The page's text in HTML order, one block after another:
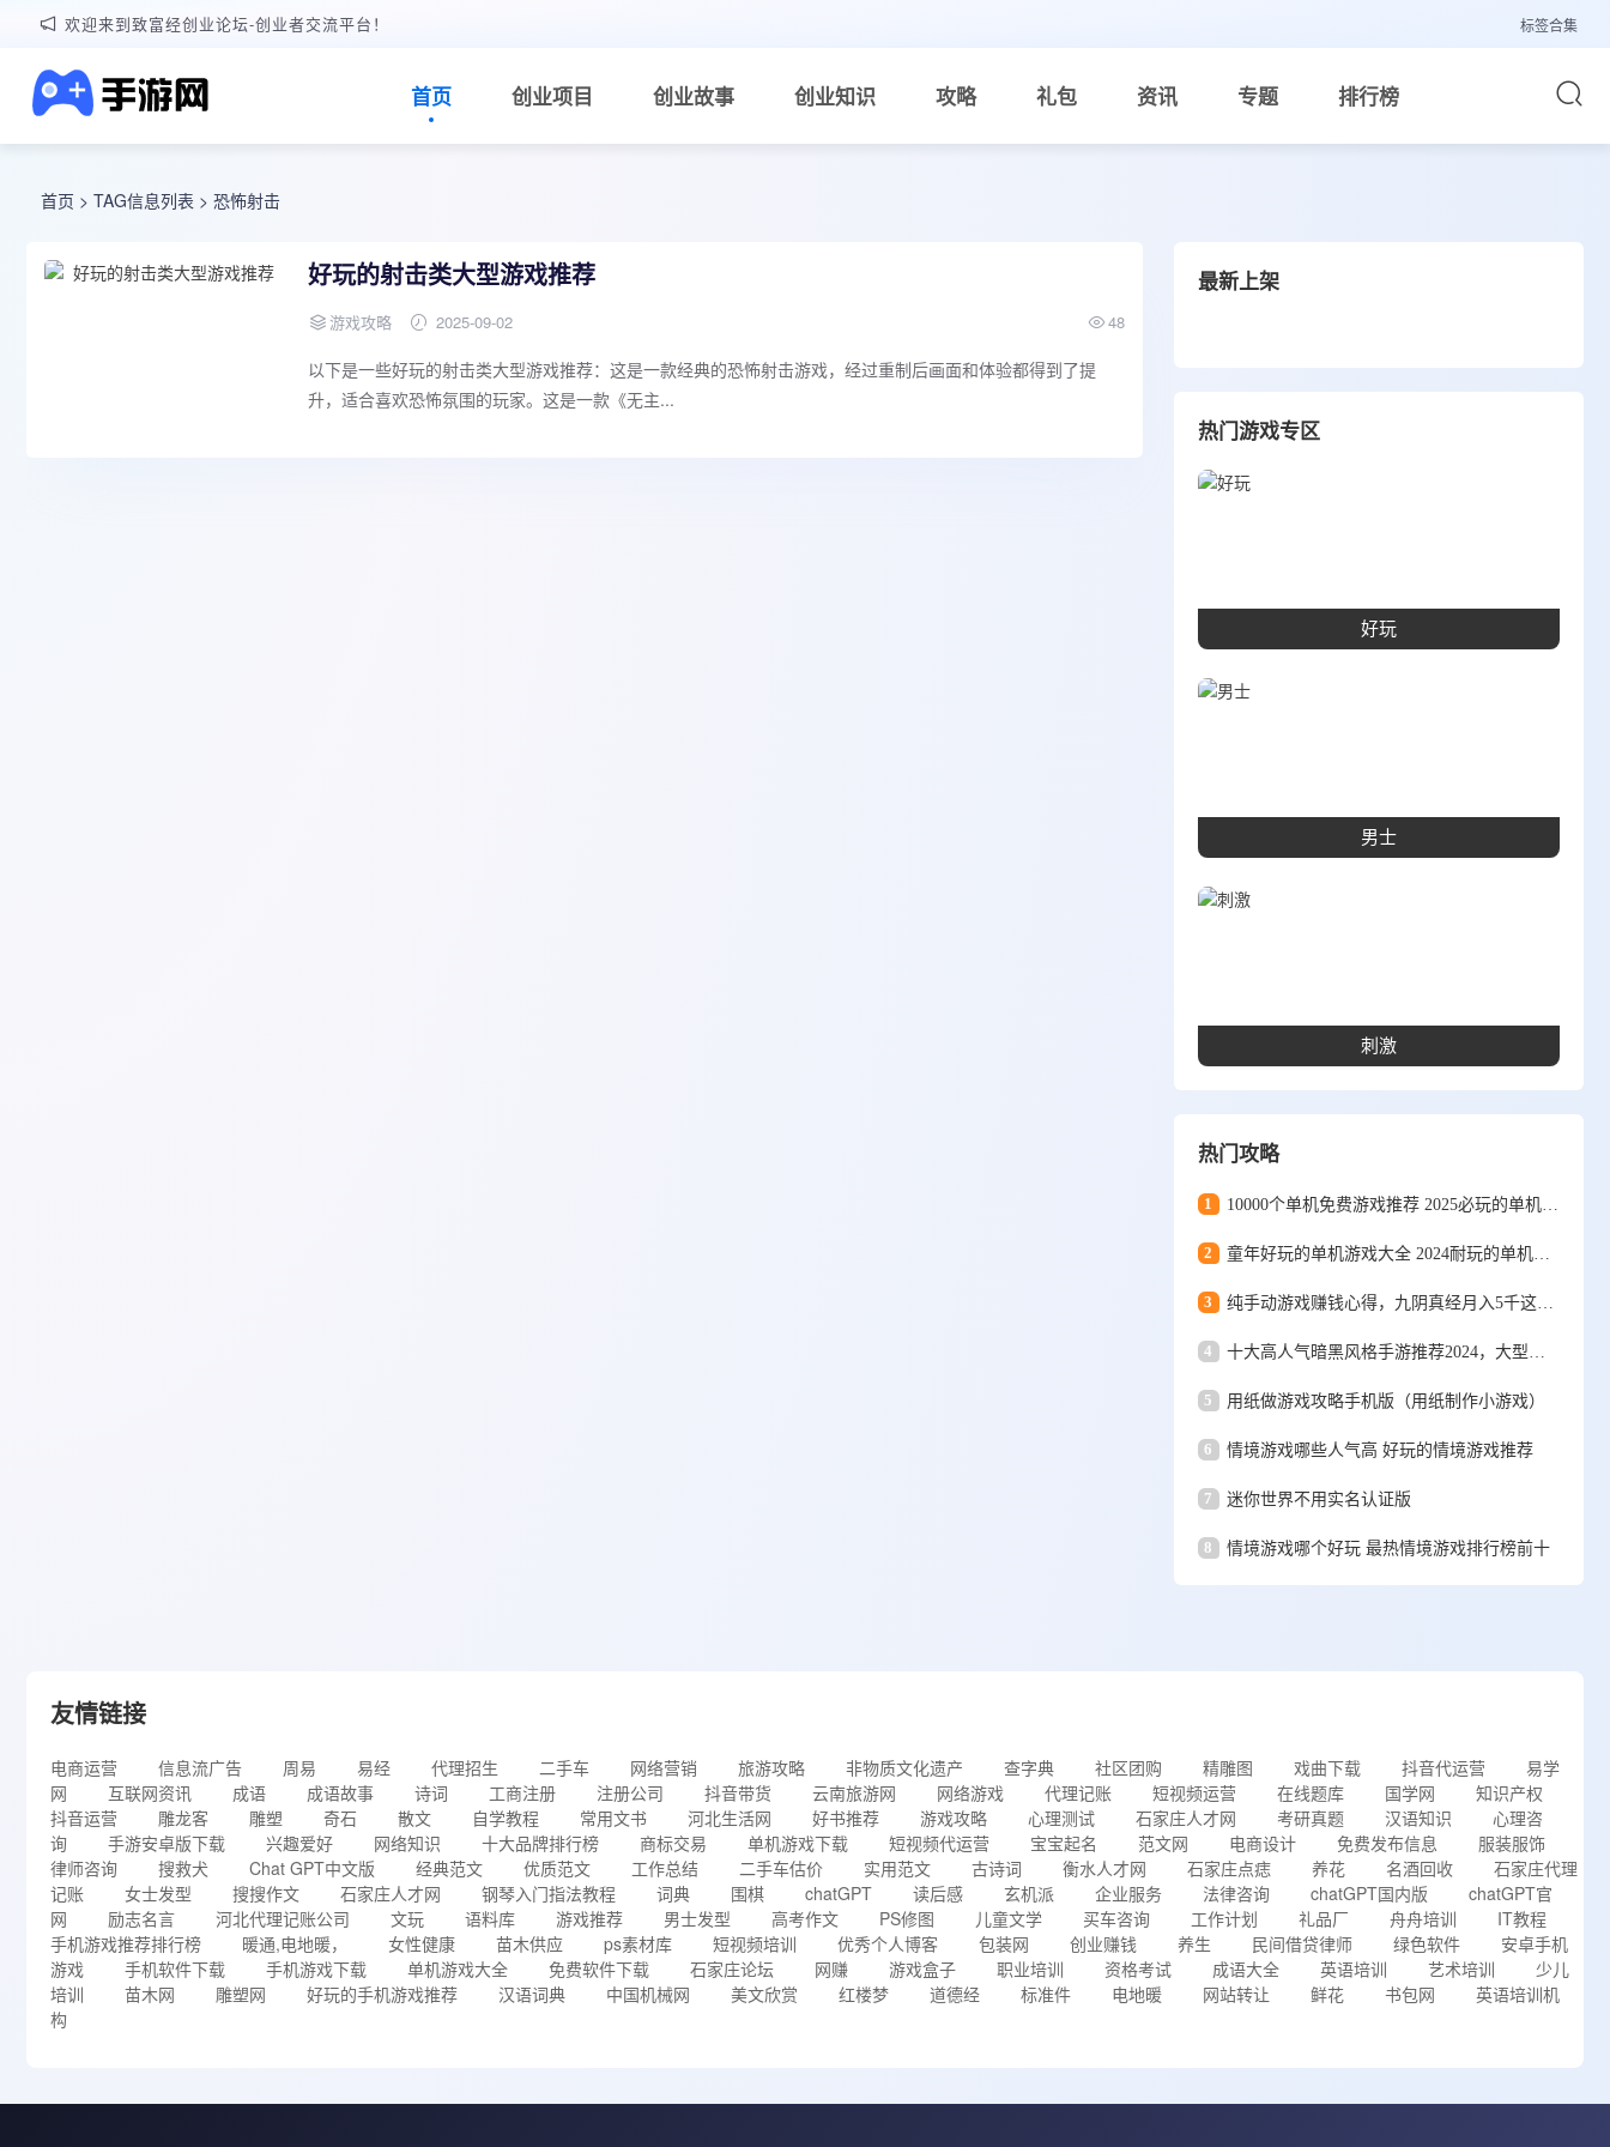
欢迎来到致富经创业论坛-创业者交流平台！ 标签合集
首页 创业项目 创业故事 创业知识 攻略 礼包 资讯 专题 排行榜
首页 > TAG信息列表 > 恐怖射击
好玩的射击类大型游戏推荐
游戏攻略 2025-09-02 48
以下是一些好玩的射击类大型游戏推荐：这是一款经典的恐怖射击游戏，经过重制后画面和体验都得到了提
升，适合喜欢恐怖氛围的玩家。这是一款《无主...
最新上架
热门游戏专区
好玩
男士
刺激
热门攻略
1 10000个单机免费游戏推荐 2025必玩的单机游戏排行
2 童年好玩的单机游戏大全 2024耐玩的单机游戏合集
3 纯手动游戏赚钱心得，九阴真经月入5千这些年
4 十大高人气暗黑风格手游推荐2024，大型暗黑风格手游排行榜
5 用纸做游戏攻略手机版（用纸制作小游戏）
6 情境游戏哪些人气高 好玩的情境游戏推荐
7 迷你世界不用实名认证版
8 情境游戏哪个好玩 最热情境游戏排行榜前十
友情链接
电商运营 信息流广告 周易 易经 代理招生 二手车 网络营销 旅游攻略 非物质文化遗产 查字典 社区团购 精雕图 戏曲下载 抖音代运营
易学
网
互联网资讯 成语 成语故事 诗词 工商注册 注册公司 抖音带货 云南旅游网 网络游戏 代理记账 短视频运营 在线题库 国学网
知识产权
抖音运营
雕龙客 雕塑 奇石 散文 自学教程 常用文书 河北生活网 好书推荐 游戏攻略 心理测试 石家庄人才网 考研真题 汉语知识
心理咨
询
手游安卓版下载 兴趣爱好 网络知识 十大品牌排行榜 商标交易 单机游戏下载 短视频代运营 宝宝起名 范文网 电商设计 免费发布信息
服装服饰
律师咨询
搜救犬 Chat GPT中文版 经典范文 优质范文 工作总结 二手车估价 实用范文 古诗词 衡水人才网 石家庄点痣 养花 名酒回收
石家庄代理
记账
女士发型 搜搜作文 石家庄人才网 钢琴入门指法教程 词典 围棋 chatGPT 读后感 玄机派 企业服务 法律咨询 chatGPT国内版
chatGPT官
网
励志名言 河北代理记账公司 文玩 语料库 游戏推荐 男士发型 高考作文 PS修图 儿童文学 买车咨询 工作计划 礼品厂 舟舟培训
IT教程
手机游戏推荐排行榜
暖通,电地暖， 女性健康 苗木供应 ps素材库 短视频培训 优秀个人博客 包装网 创业赚钱 养生 民间借贷律师 绿色软件
安卓手机
游戏
手机软件下载 手机游戏下载 单机游戏大全 免费软件下载 石家庄论坛 网赚 游戏盒子 职业培训 资格考试 成语大全 英语培训 艺术培训
少儿
培训
苗木网 雕塑网 好玩的手机游戏推荐 汉语词典 中国机械网 美文欣赏 红楼梦 道德经 标准件 电地暖 网站转让 鲜花 书包网
英语培训机
构